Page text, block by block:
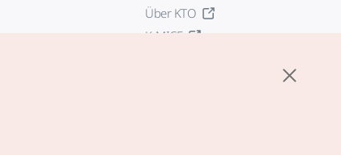
Über KTO
K-MICE